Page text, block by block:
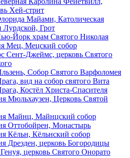
Хей-стрит
Майами, Католическая
Лурдской, Грот
Йорк храм Святого Николая
Мец, Мецский собор
Сент-Джеймс, церковь Святого
Собор Святого Варфоломея
вид на собор святого Вита
Костёл Христа-Спасителя
Мюльхаузен, Церковь Святой
Майнц, Майнцский собор
Оттобойрен, Монастырь
Кёльн, Кёльнский собор
Дрезден, церковь Богородицы
церковь Святого Онорато